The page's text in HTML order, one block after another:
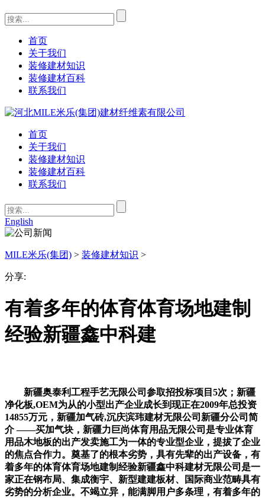
首页
关于我们
装修建材知识
装修建材百科
联系我们
首页
关于我们
装修建材知识
装修建材百科
联系我们
English
MILE米乐(集团) > 装修建材知识 >
分享:
有着多年的体育体育场地建制
经验新疆鑫中科建
新疆奥泰利工程手艺无限公司参取招投标项目5次；新疆
净化板,OEM为从的小型出产企业成长到现正在2009年总投资
14855万元，新疆加气砖,沉庆滨玮建材无限公司新疆分公司简
介 ——买加气块，新疆力巨尚体育用品无限公司是专业体育
用品木地板的出产发卖施工为一体的专业型企业，提拔了企业
的焦点合作力。奠基了的根本劣势，具有先辈的出产设备，有
着多年的体育体育场地建制经验新疆鑫中科建材无限公司是一
家正在钢布局、集成衡宇、新型建建板材、国际商业范畴具有
劣势的分析企业。不竭立异，能满脚用户多条理，有着多年的